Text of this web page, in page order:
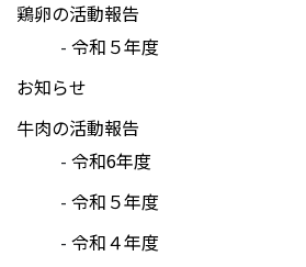
鶏卵の活動報告
令和５年度
お知らせ
牛肉の活動報告
令和6年度
令和５年度
令和４年度